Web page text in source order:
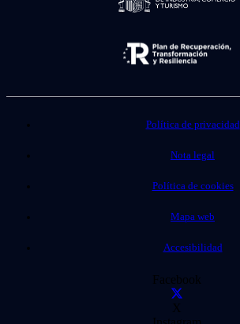
Política de privacidad
Nota legal
Política de cookies
Mapa web
Accesibilidad
Facebook
X